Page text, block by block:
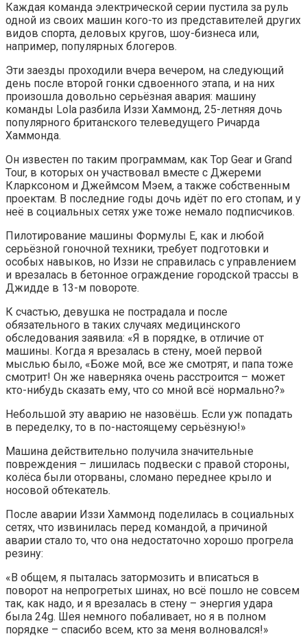
Каждая команда электрической серии пустила за руль
одной из своих машин кого-то из представителей других
видов спорта, деловых кругов, шоу-бизнеса или,
например, популярных блогеров.
Эти заезды проходили вчера вечером, на следующий
день после второй гонки сдвоенного этапа, и на них
произошла довольно серьёзная авария: машину
команды Lola разбила Иззи Хаммонд, 25-летняя дочь
популярного британского телеведущего Ричарда
Хаммонда.
Он известен по таким программам, как Top Gear и Grand
Tour, в которых он участвовал вместе с Джереми
Кларксоном и Джеймсом Мэем, а также собственным
проектам. В последние годы дочь идёт по его стопам, и у
неё в социальных сетях уже тоже немало подписчиков.
Пилотирование машины Формулы E, как и любой
серьёзной гоночной техники, требует подготовки и
особых навыков, но Иззи не справилась с управлением
и врезалась в бетонное ограждение городской трассы в
Джидде в 13-м повороте.
К счастью, девушка не пострадала и после
обязательного в таких случаях медицинского
обследования заявила: «Я в порядке, в отличие от
машины. Когда я врезалась в стену, моей первой
мыслью было, «Боже мой, все же смотрят, и папа тоже
смотрит! Он же наверняка очень расстроится – может
кто-нибудь сказать ему, что со мной всё нормально?»
Небольшой эту аварию не назовёшь. Если уж попадать
в переделку, то в по-настоящему серьёзную!»
Машина действительно получила значительные
повреждения – лишилась подвески с правой стороны,
колёса были оторваны, сломано переднее крыло и
носовой обтекатель.
После аварии Иззи Хаммонд поделилась в социальных
сетях, что извинилась перед командой, а причиной
аварии стало то, что она недостаточно хорошо прогрела
резину:
«В общем, я пыталась затормозить и вписаться в
поворот на непрогретых шинах, но всё пошло не совсем
так, как надо, и я врезалась в стену – энергия удара
была 24g. Шея немного побаливает, но я в полном
порядке – спасибо всем, кто за меня волновался!»